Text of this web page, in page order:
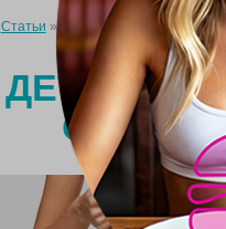
Статьи »Детокс для похудения и
ДЕТОКС